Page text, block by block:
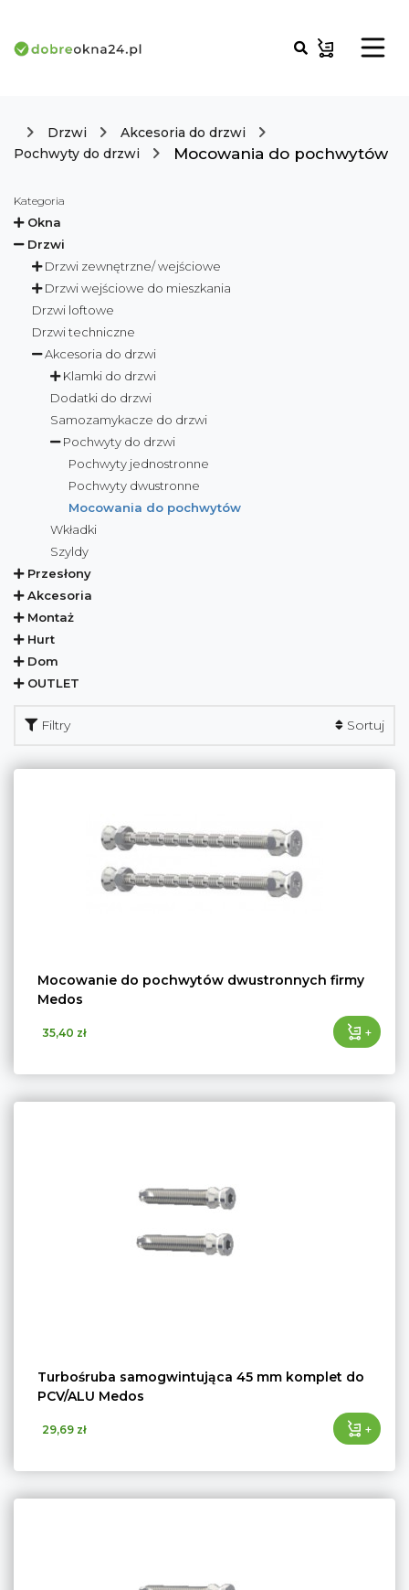
Drzwi
Akcesoria do drzwi
Pochwyty do drzwi
Mocowania do pochwytów
Kategoria
Okna
Drzwi
Drzwi zewnętrzne/ wejściowe
Drzwi wejściowe do mieszkania
Drzwi loftowe
Drzwi techniczne
Akcesoria do drzwi
Klamki do drzwi
Dodatki do drzwi
Samozamykacze do drzwi
Pochwyty do drzwi
Pochwyty jednostronne
Pochwyty dwustronne
Mocowania do pochwytów
Wkładki
Szyldy
Przesłony
Akcesoria
Montaż
Hurt
Dom
OUTLET
Filtry Sortuj
Mocowanie do pochwytów dwustronnych firmy
Medos
35,40 zł +
Turbośruba samogwintująca 45 mm komplet do
PCV/ALU Medos
29,69 zł +